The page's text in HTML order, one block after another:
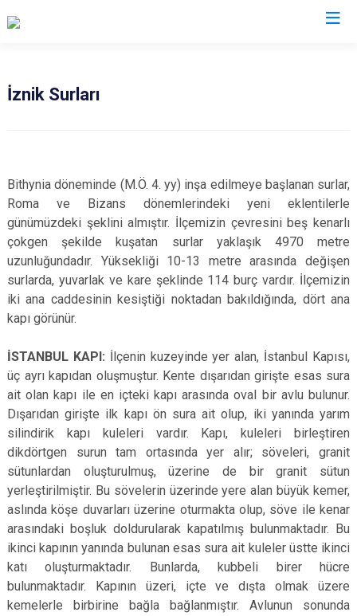
Harmancık
İnegöl
İznik
Karacabey
Keles
Kestel
Orhaneli
Orhangazi
Osmangazi
Yenişehir
Yıldırım
İznik Surları
Bithynia döneminde (M.Ö. 4. yy) inşa edilmeye başlanan surlar,
Roma ve Bizans dönemlerindeki yeni eklentilerle
günümüzdeki şeklini almıştır. İlçemizin çevresini beş kenarlı
çokgen şekilde kuşatan surlar yaklaşık 4970 metre
uzunluğundadır. Yüksekliği 10-13 metre arasında değişen
surlarda, yuvarlak ve kare şeklinde 114 burç vardır. İlçemizin
iki ana caddesinin kesiştiği noktadan bakıldığında, dört ana
kapı görünür.
İSTANBUL KAPI: İlçenin kuzeyinde yer alan, İstanbul Kapısı,
üç ayrı kapıdan oluşmuştur. Kente dışarıdan girişte esas sura
ait olan kapı ile en içteki kapı arasında oval bir avlu bulunur.
Dışarıdan girişte ilk kapı ön sura ait olup, iki yanında yarım
silindirik kapı kuleleri vardır. Kapı, kuleleri birleştiren
dikdörtgen surun tam ortasında yer alır; söveleri, granit
sütunlardan oluşturulmuş, üzerine de bir granit sütun
yerleştirilmiştir. Bu sövelerin üzerinde yere alan büyük kemer,
aslında köşe duvarları üzerine oturmakta olup, söve ile kenar
arasındaki boşluk doldurularak kapatılmış bulunmaktadır. Bu
ikinci kapının yanında bulunan esas sura ait kuleler üstte ikinci
katı oluşturmaktadır. Bunlarda, kubbeli birer hücre
bulunmaktadır. Kapının üzeri, içte ve dışta olmak üzere
kemelerle birbirine bağla bağlanmıştır. Avlunun sonunda